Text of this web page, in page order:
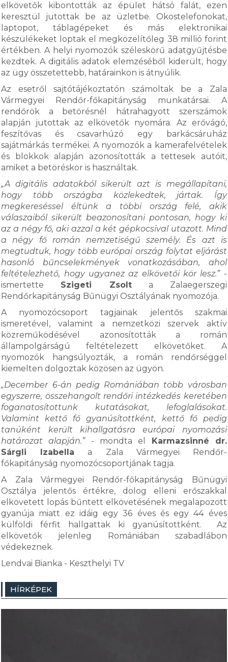
elkövetők kibontották az épület hátsó falát, ezen
keresztül jutottak be az üzletbe. Okostelefonokat,
laptopot, táblagépeket és más elektronikai
készülékeket loptak el megközelítőleg 38 millió forint
értékben. A helyi nyomozók széleskörű adatgyűjtésbe
kezdtek. A digitális adatok elemzéséből kiderült, hogy
az ügy összetettebb, határainkon is átnyúlik.
Az esetről sajtótájékoztatón számoltak be a Zala
Vármegyei Rendőr-főkapitányság munkatársai. A
rendőrök a betörésnél hátrahagyott szerszámok
alapján jutottak az elkövetők nyomára. Az erővágó,
feszítővas és csavarhúzó egy barkácsáruház
sajátmárkás termékei. A nyomozók a kamerafelvételek
és blokkok alapján azonosították a tettesek autóit,
amiket a betöréskor is használtak.
„A digitális adatokból sikerült azt is megállapítani,
hogy több országba közlekedtek, jártak. Így
megkereséssel éltünk a többi ország felé, akik
válaszaiból sikerült beazonosítani pontosan, hogy ki
az a négy fő, aki azzal a két gépkocsival utazott. Mind
a négy fő román nemzetiségű személy. És azt is
megtudtuk, hogy több európai ország folytat eljárást
hasonló bűncselekmények vonatkozásában, ahol
feltételezhető, hogy ugyanez az elkövetői kör lesz.”-
ismertette Szigeti Zsolta Zalaegerszegi
Rendőrkapitányság Bűnügyi Osztályának nyomozója.
A nyomozócsoport tagjainak jelentős szakmai
ismeretével, valamint a nemzetközi szervek aktív
közreműködésével azonosították a román
állampolgárságú feltételezett elkövetőket. A
nyomozók hangsúlyozták, a román rendőrséggel
kiemelten dolgoztak közösen az ügyön.
„December 6-án pedig Romániában több városban
egyszerre, összehangolt rendőri intézkedés keretében
foganatosítottunk kutatásokat, lefoglalásokat.
Valamint kettő fő gyanúsítottként, kettő fő pedig
tanúként került kihallgatásra európai nyomozási
határozat alapján.”- mondta el Karmazsinné dr.
Sárgli Izabella a Zala Vármegyei Rendőr-
főkapitányság nyomozócsoportjának tagja.
A Zala Vármegyei Rendőr-főkapitányság Bűnügyi
Osztálya jelentős értékre, dolog elleni erőszakkal
elkövetett lopás bűntett elkövetésének megalapozott
gyanúja miatt ez idáig egy 36 éves és egy 44 éves
külföldi férfit hallgattak ki gyanúsítottként. Az
elkövetők jelenleg Romániában szabadlábon
védekeznek.
Lendvai Bianka - Keszthelyi TV
HÍRKÉPEK